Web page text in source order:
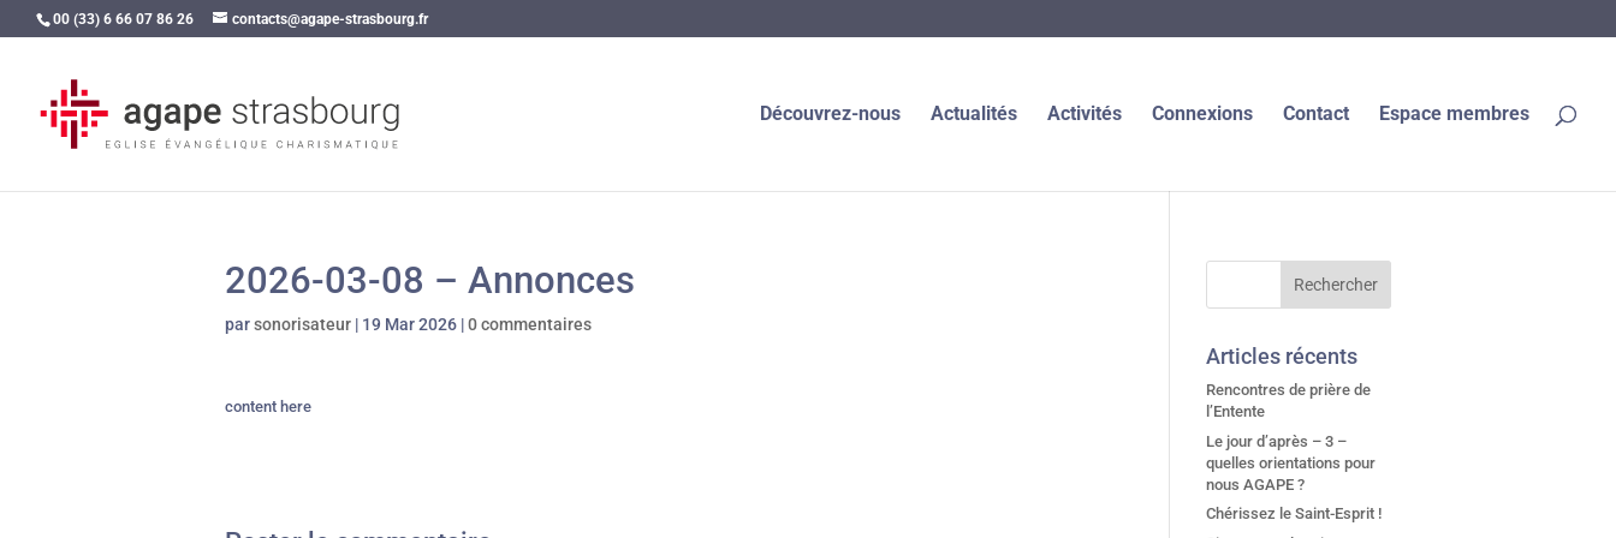
00 (33) 6 66 07 86 26 contacts@agape-strasbourg.fr
Découvrez-nous Actualités Activités Connexions Contact Espace membres
2026-03-08 – Annonces
parsonorisateur | 19 Mar 2026 |0 commentaires
content here
Articles récents
Rencontres de prière de
l’Entente
Le jour d’après – 3 –
quelles orientations pour
nous AGAPE ?
Chérissez le Saint-Esprit !